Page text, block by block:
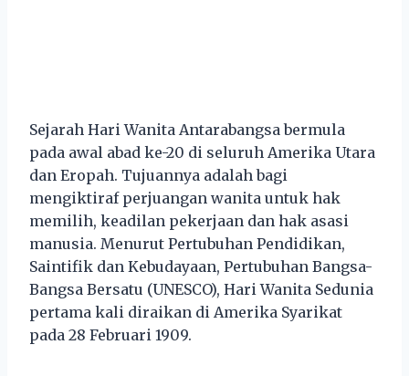
Sejarah Hari Wanita Antarabangsa bermula
pada awal abad ke-20 di seluruh Amerika Utara
dan Eropah. Tujuannya adalah bagi
mengiktiraf perjuangan wanita untuk hak
memilih, keadilan pekerjaan dan hak asasi
manusia. Menurut Pertubuhan Pendidikan,
Saintifik dan Kebudayaan, Pertubuhan Bangsa-
Bangsa Bersatu (UNESCO), Hari Wanita Sedunia
pertama kali diraikan di Amerika Syarikat
pada 28 Februari 1909.